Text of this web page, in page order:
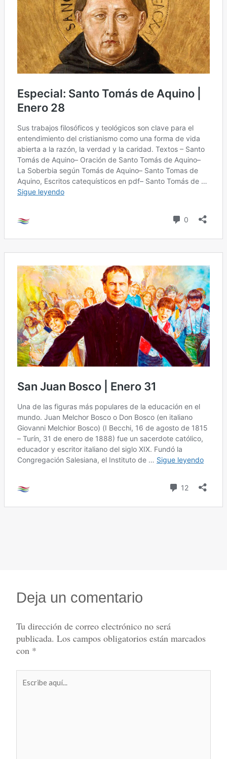
Deja un comentario
Tu dirección de correo electrónico no será
publicada. Los campos obligatorios están marcados
con *
aquí...